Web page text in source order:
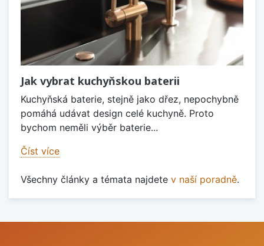
Jak vybrat kuchyňskou baterii
Kuchyňská baterie, stejně jako dřez, nepochybně
pomáhá udávat design celé kuchyně. Proto
bychom neměli výběr baterie...
Číst více
Všechny články a témata najdete v naší poradně.